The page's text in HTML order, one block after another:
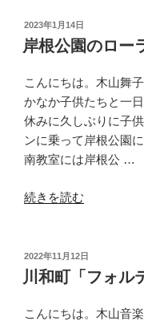
横
浜〜”
ー
南
駅
ピ
ア
ノ”
の
投
稿
日:
2023年1月14日
岸根公園のロー
こんにちは。木山舞
かなか子供たちと一
休みに久しぶりに子
ンに乗って岸根公園
南教室には岸根公 …
“岸
園
の
ー
続きを読む
投
稿
日:
2022年11月12日
川和町「フォル
こんにちは。木山音